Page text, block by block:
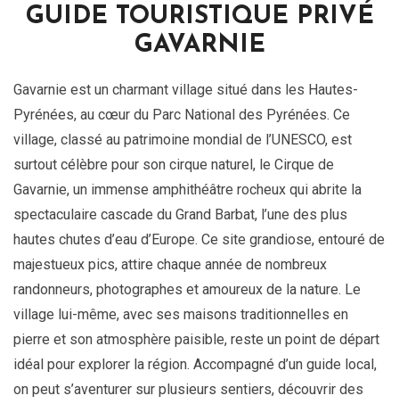
GUIDE TOURISTIQUE PRIVÉ
GAVARNIE
Gavarnie est un charmant village situé dans les Hautes-
Pyrénées, au cœur du Parc National des Pyrénées. Ce
village, classé au patrimoine mondial de l’UNESCO, est
surtout célèbre pour son cirque naturel, le Cirque de
Gavarnie, un immense amphithéâtre rocheux qui abrite la
spectaculaire cascade du Grand Barbat, l’une des plus
hautes chutes d’eau d’Europe. Ce site grandiose, entouré de
majestueux pics, attire chaque année de nombreux
randonneurs, photographes et amoureux de la nature. Le
village lui-même, avec ses maisons traditionnelles en
pierre et son atmosphère paisible, reste un point de départ
idéal pour explorer la région. Accompagné d’un guide local,
on peut s’aventurer sur plusieurs sentiers, découvrir des